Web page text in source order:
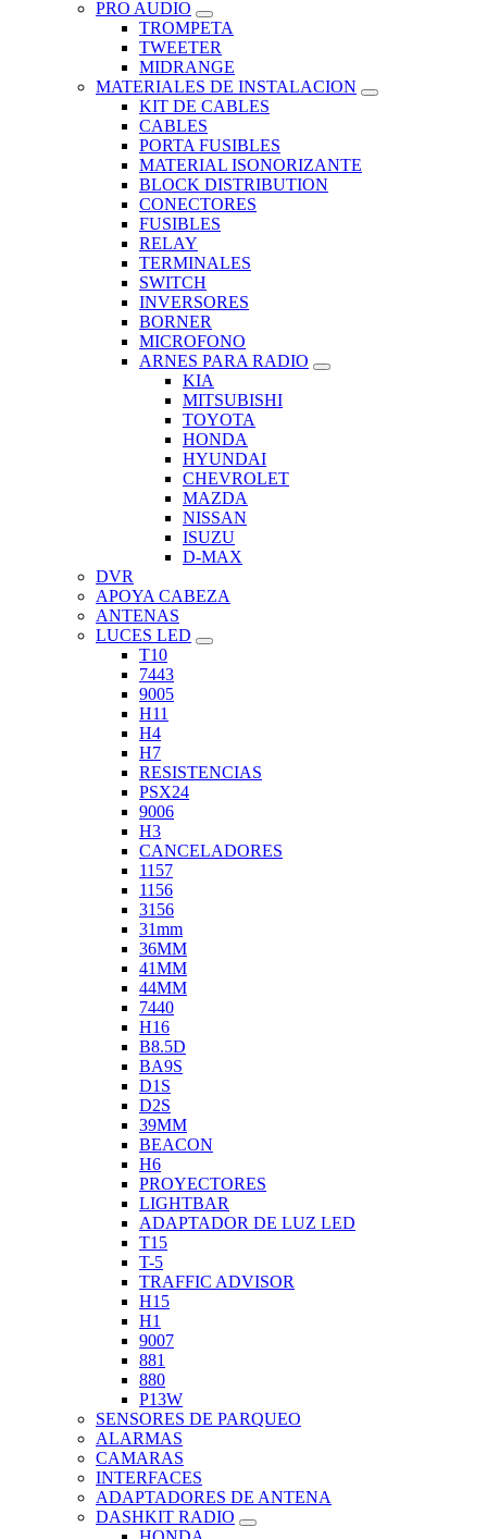
PRO AUDIO
TROMPETA
TWEETER
MIDRANGE
MATERIALES DE INSTALACION
KIT DE CABLES
CABLES
PORTA FUSIBLES
MATERIAL ISONORIZANTE
BLOCK DISTRIBUTION
CONECTORES
FUSIBLES
RELAY
TERMINALES
SWITCH
INVERSORES
BORNER
MICROFONO
ARNES PARA RADIO
KIA
MITSUBISHI
TOYOTA
HONDA
HYUNDAI
CHEVROLET
MAZDA
NISSAN
ISUZU
D-MAX
DVR
APOYA CABEZA
ANTENAS
LUCES LED
T10
7443
9005
H11
H4
H7
RESISTENCIAS
PSX24
9006
H3
CANCELADORES
1157
1156
3156
31mm
36MM
41MM
44MM
7440
H16
B8.5D
BA9S
D1S
D2S
39MM
BEACON
H6
PROYECTORES
LIGHTBAR
ADAPTADOR DE LUZ LED
T15
T-5
TRAFFIC ADVISOR
H15
H1
9007
881
880
P13W
SENSORES DE PARQUEO
ALARMAS
CAMARAS
INTERFACES
ADAPTADORES DE ANTENA
DASHKIT RADIO